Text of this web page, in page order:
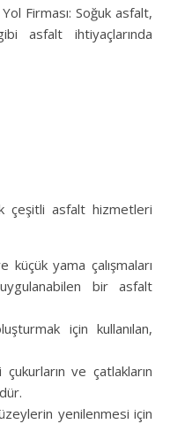
Yol Firması: Soğuk asfalt,
asfalt ihtiyaçlarında
çeşitli asfalt hizmetleri
yama çalışmaları
uygulanabilen bir asfalt
için kullanılan,
ve çatlakların
yenilenmesi için